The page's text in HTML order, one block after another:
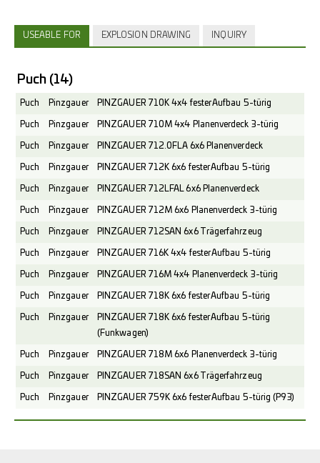
USEABLE FOR EXPLOSION DRAWING INQUIRY
Puch (14)
Puch Pinzgauer PINZGAUER 710K 4x4 fester Aufbau 5-türig
Puch Pinzgauer PINZGAUER 710M 4x4 Planenverdeck 3-türig
Puch Pinzgauer PINZGAUER 712.0FLA 6x6 Planenverdeck
Puch Pinzgauer PINZGAUER 712K 6x6 fester Aufbau 5-türig
Puch Pinzgauer PINZGAUER 712LFAL 6x6 Planenverdeck
Puch Pinzgauer PINZGAUER 712M 6x6 Planenverdeck 3-türig
Puch Pinzgauer PINZGAUER 712SAN 6x6 Trägerfahrzeug
Puch Pinzgauer PINZGAUER 716K 4x4 fester Aufbau 5-türig
Puch Pinzgauer PINZGAUER 716M 4x4 Planenverdeck 3-türig
Puch Pinzgauer PINZGAUER 718K 6x6 fester Aufbau 5-türig
Puch Pinzgauer
PINZGAUER 718K 6x6 fester Aufbau 5-türig
(Funkwagen)
Puch Pinzgauer PINZGAUER 718M 6x6 Planenverdeck 3-türig
Puch Pinzgauer PINZGAUER 718SAN 6x6 Trägerfahrzeug
Puch Pinzgauer PINZGAUER 759K 6x6 fester Aufbau 5-türig (P93)